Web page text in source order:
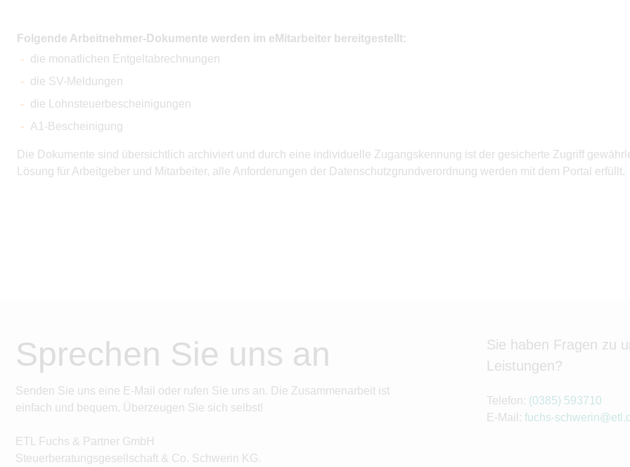
Folgende Arbeitnehmer-Dokumente werden im eMitarbeiter bereitgestellt:
die monatlichen Entgeltabrechnungen
die SV-Meldungen
die Lohnsteuerbescheinigungen
A1-Bescheinigung
Die Dokumente sind übersichtlich archiviert und durch eine individuelle Zugangskennung ist der gesicherte Zugriff
Lösung für Arbeitgeber und Mitarbeiter, alle Anforderungen der Datenschutzgrundverordnung werden mit dem Portal erfüllt.
Sprechen Sie uns an
Senden Sie uns eine E-Mail oder rufen Sie uns an. Die Zusammenarbeit ist
einfach und bequem. Überzeugen Sie sich selbst!
ETL Fuchs & Partner GmbH
Steuerberatungsgesellschaft & Co. Schwerin KG.
Sie haben Fragen zu
Leistungen?
Telefon: (0385) 593710
E-Mail: fuchs-